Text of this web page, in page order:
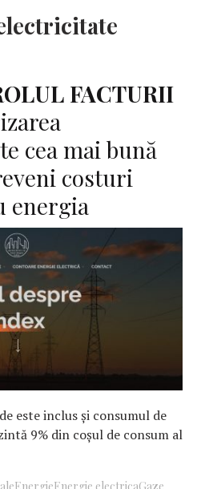
FACTURII
cea mai bună
costuri
energia
este inclus și consumul de
9% din coșul de consum al